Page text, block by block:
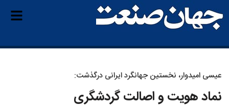
عیسی امیدوار، نخستین جهانگرد ایرانی درگذشت:
نماد هویت و اصالت گردشگری